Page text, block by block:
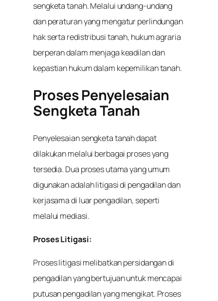
sengketa tanah. Melalui undang-undang
dan peraturan yang mengatur perlindungan
hak serta redistribusi tanah, hukum agraria
berperan dalam menjaga keadilan dan
kepastian hukum dalam kepemilikan tanah.
Proses Penyelesaian
Sengketa Tanah
Penyelesaian sengketa tanah dapat
dilakukan melalui berbagai proses yang
tersedia. Dua proses utama yang umum
digunakan adalah litigasi di pengadilan dan
kerjasama di luar pengadilan, seperti
melalui mediasi.
Proses Litigasi:
Proses litigasi melibatkan persidangan di
pengadilan yang bertujuan untuk mencapai
putusan pengadilan yang mengikat. Proses